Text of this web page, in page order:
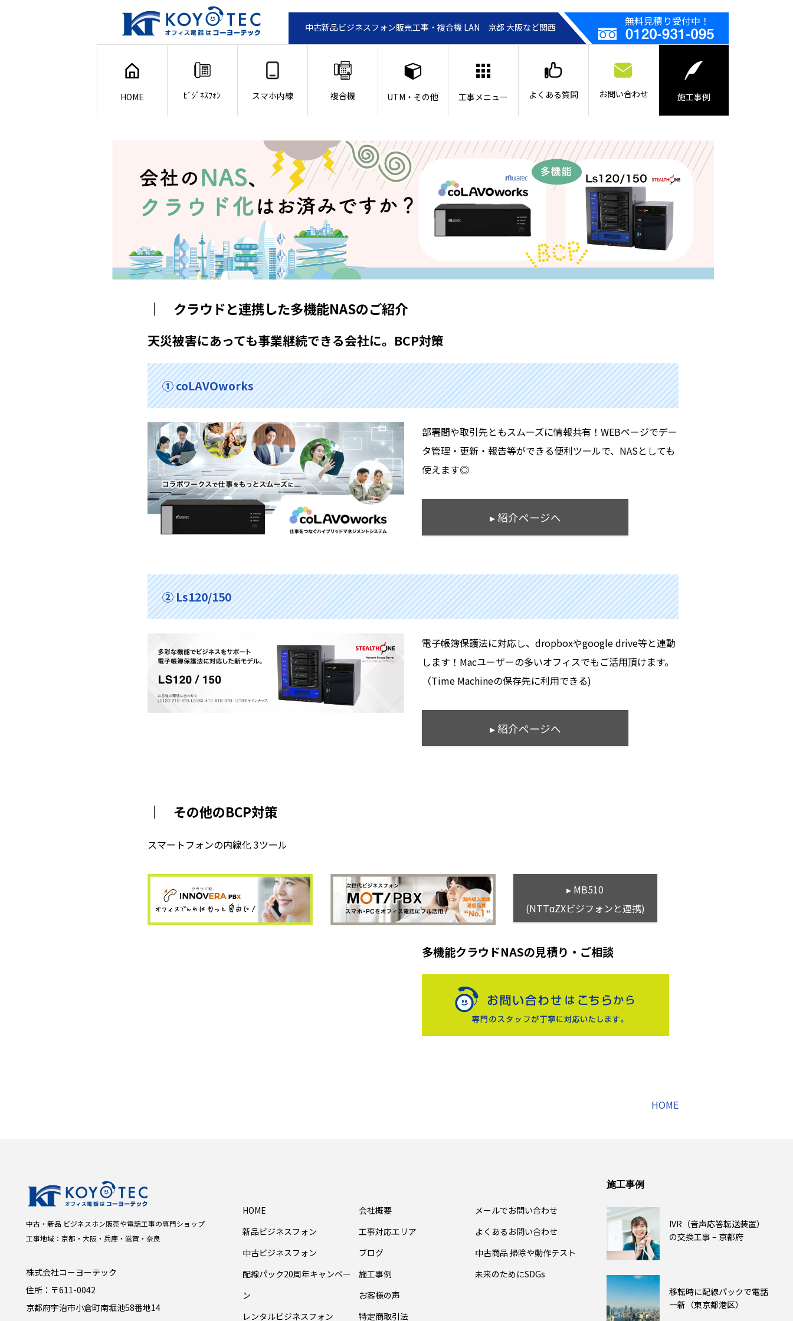
中古新品ビジネスフォン販売工事・複合機 LAN 京都 大阪など関西 無料見積り受付中！
HOME ﾋﾞｼﾞﾈｽﾌｫﾝ スマホ内線 複合機 UTM・その他 工事メニュー よくある質問 お問い合わせ 施工事例
｜ クラウドと連携した多機能NASのご紹介
天災被害にあっても事業継続できる会社に。BCP対策
① coLAVOworks
部署間や取引先ともスムーズに情報共有！WEBページでデー
タ管理・更新・報告等ができる便利ツールで、NASとしても
使えます◎
▸ 紹介ページへ
② Ls120/150
電子帳簿保護法に対応し、dropboxやgoogle drive等と連動
します！Macユーザーの多いオフィスでもご活用頂けます。
（Time Machineの保存先に利用できる)
▸ 紹介ページへ
｜ その他のBCP対策
スマートフォンの内線化 3ツール
▸ MB510
(NTTαZXビジフォンと連携)
多機能クラウドNASの見積り・ご相談
HOME
中古・新品 ビジネスホン販売や電話工事の専門ショップ
工事地域：京都・大阪・兵庫・滋賀・奈良
株式会社コーヨーテック
住所：〒611-0042
京都府宇治市小倉町南堀池58番地14
HOME
新品ビジネスフォン
中古ビジネスフォン
配線パック20周年キャンペー
ン
レンタルビジネスフォン
会社概要
工事対応エリア
ブログ
施工事例
お客様の声
特定商取引法
メールでお問い合わせ
よくあるお問い合わせ
中古商品 掃除や動作テスト
未来のためにSDGs
施工事例
IVR（音声応答転送装置）
の交換工事 – 京都府
移転時に配線パックで電話
一新（東京都港区）